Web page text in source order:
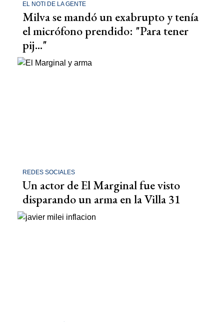
EL NOTI DE LA GENTE
Milva se mandó un exabrupto y tenía
el micrófono prendido: "Para tener
pij..."
REDES SOCIALES
Un actor de El Marginal fue visto
disparando un arma en la Villa 31